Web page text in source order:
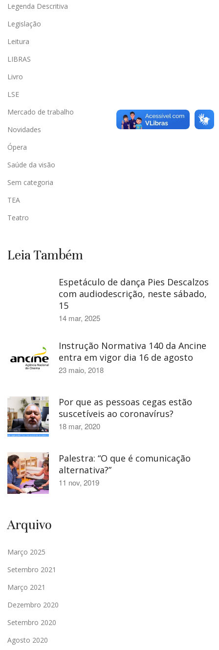
Legenda Descritiva
Legislação
Leitura
LIBRAS
Livro
LSE
Mercado de trabalho
Novidades
Ópera
Saúde da visão
Sem categoria
TEA
Teatro
Leia Também
Espetáculo de dança Pies Descalzos
com audiodescrição, neste sábado,
15
14 mar, 2025
Instrução Normativa 140 da Ancine
entra em vigor dia 16 de agosto
23 maio, 2018
Por que as pessoas cegas estão
suscetíveis ao coronavírus?
18 mar, 2020
Palestra: “O que é comunicação
alternativa?”
11 nov, 2019
Arquivo
Março 2025
Setembro 2021
Março 2021
Dezembro 2020
Setembro 2020
Agosto 2020